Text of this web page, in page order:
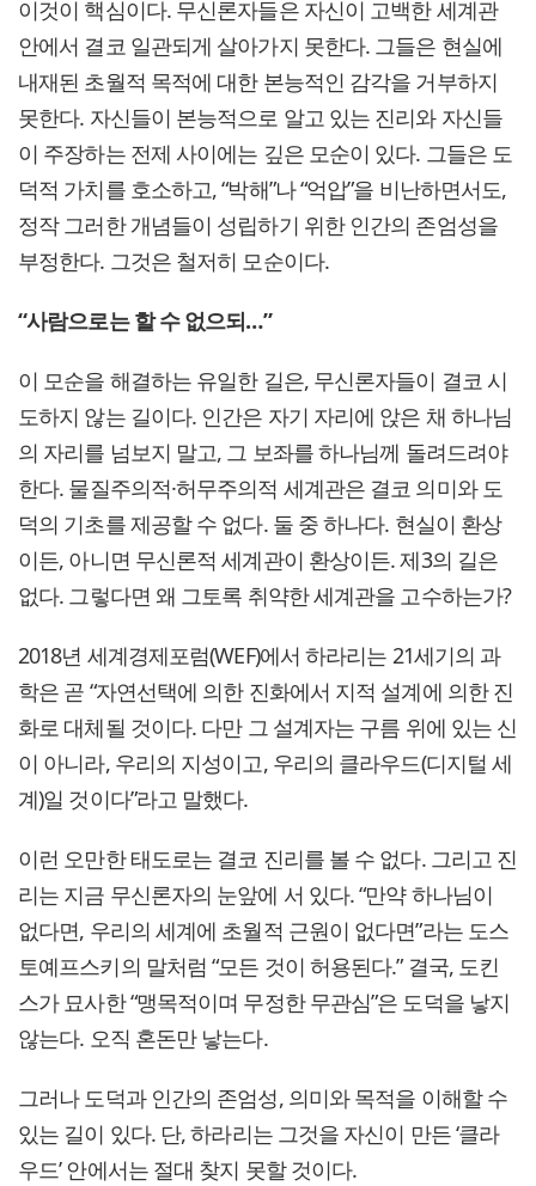
이것이 핵심이다. 무신론자들은 자신이 고백한 세계관
안에서 결코 일관되게 살아가지 못한다. 그들은 현실에
내재된 초월적 목적에 대한 본능적인 감각을 거부하지
못한다. 자신들이 본능적으로 알고 있는 진리와 자신들
이 주장하는 전제 사이에는 깊은 모순이 있다. 그들은 도
덕적 가치를 호소하고, “박해”나 “억압”을 비난하면서도,
정작 그러한 개념들이 성립하기 위한 인간의 존엄성을
부정한다. 그것은 철저히 모순이다.
“사람으로는 할 수 없으되…”
이 모순을 해결하는 유일한 길은, 무신론자들이 결코 시
도하지 않는 길이다. 인간은 자기 자리에 앉은 채 하나님
의 자리를 넘보지 말고, 그 보좌를 하나님께 돌려드려야
한다. 물질주의적·허무주의적 세계관은 결코 의미와 도
덕의 기초를 제공할 수 없다. 둘 중 하나다. 현실이 환상
이든, 아니면 무신론적 세계관이 환상이든. 제3의 길은
없다. 그렇다면 왜 그토록 취약한 세계관을 고수하는가?
2018년 세계경제포럼(WEF)에서 하라리는 21세기의 과
학은 곧 “자연선택에 의한 진화에서 지적 설계에 의한 진
화로 대체될 것이다. 다만 그 설계자는 구름 위에 있는 신
이 아니라, 우리의 지성이고, 우리의 클라우드(디지털 세
계)일 것이다”라고 말했다.
이런 오만한 태도로는 결코 진리를 볼 수 없다. 그리고 진
리는 지금 무신론자의 눈앞에 서 있다. “만약 하나님이
없다면, 우리의 세계에 초월적 근원이 없다면”라는 도스
토예프스키의 말처럼 “모든 것이 허용된다.” 결국, 도킨
스가 묘사한 “맹목적이며 무정한 무관심”은 도덕을 낳지
않는다. 오직 혼돈만 낳는다.
그러나 도덕과 인간의 존엄성, 의미와 목적을 이해할 수
있는 길이 있다. 단, 하라리는 그것을 자신이 만든 ‘클라
우드’ 안에서는 절대 찾지 못할 것이다.